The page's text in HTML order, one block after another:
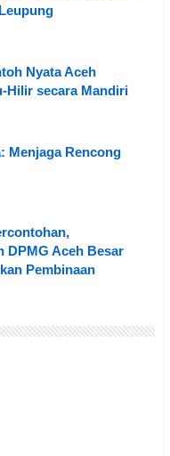
Nyata Aceh
Hilir secara Mandiri
Menjaga Rencong
DPMG Aceh Besar
Pembinaan